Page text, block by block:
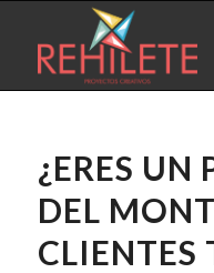
¿ERES UN
DEL
CLIENTES